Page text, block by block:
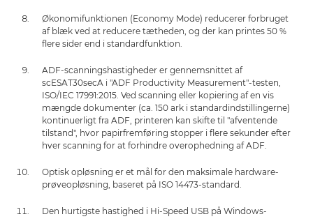
Økonomifunktionen (Economy Mode) reducerer forbruget
af blæk ved at reducere tætheden, og der kan printes 50 %
flere sider end i standardfunktion.
ADF-scanningshastigheder er gennemsnittet af
scESAT30secA i "ADF Productivity Measurement"-testen,
ISO/IEC 17991:2015. Ved scanning eller kopiering af en vis
mængde dokumenter (ca. 150 ark i standardindstillingerne)
kontinuerligt fra ADF, printeren kan skifte til "afventende
tilstand", hvor papirfremføring stopper i flere sekunder efter
hver scanning for at forhindre overophedning af ADF.
Optisk opløsning er et mål for den maksimale hardware-
prøveopløsning, baseret på ISO 14473-standard.
Den hurtigste hastighed i Hi-Speed USB på Windows-